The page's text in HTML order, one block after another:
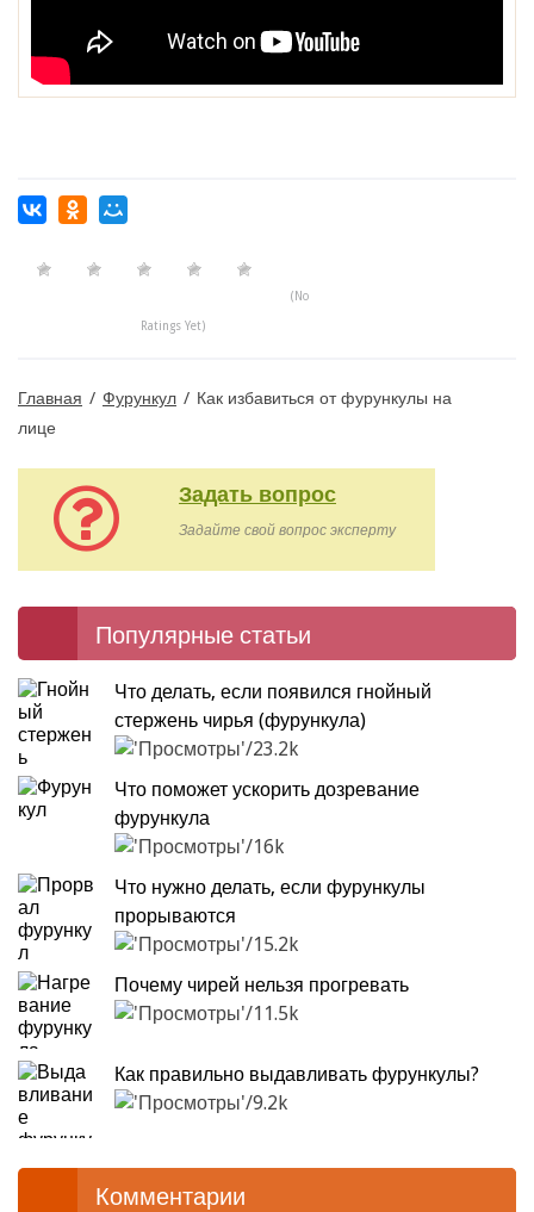
(No
Ratings Yet)
Главная / Фурункул / Как избавиться от фурункулы на
лице
Задать вопрос
Задайте свой вопрос эксперту
Популярные статьи
Что делать, если появился гнойный
стержень чирья (фурункула)
23.2k
Что поможет ускорить дозревание
фурункула
16k
Что нужно делать, если фурункулы
прорываются
15.2k
Почему чирей нельзя прогревать
11.5k
Как правильно выдавливать фурункулы?
9.2k
Комментарии